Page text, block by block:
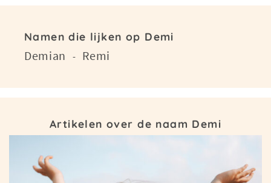
Namen die lijken op Demi
Demian - Remi
Artikelen over de naam Demi